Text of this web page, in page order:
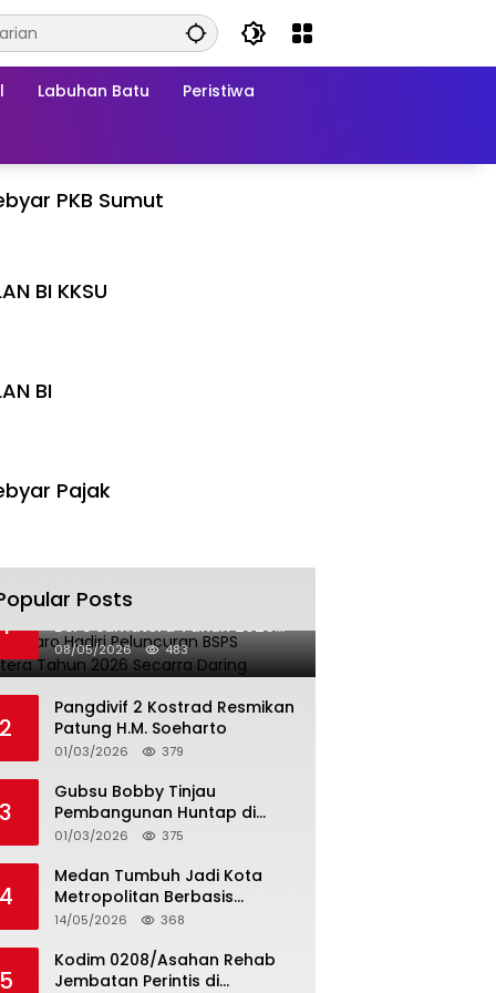
Labuhan Batu Peristiwa
PKB Sumut
BI KKSU
BI
Pajak
Posts
1
Bupati Karo Hadiri Peluncuran
BSPS Sumatera Tahun 2026
Secarra Daring
08/05/2026 483
2
Pangdivif 2 Kostrad Resmikan
Patung H.M. Soeharto
01/03/2026 379
3
Gubsu Bobby Tinjau
Pembangunan Huntap di
Tapteng
01/03/2026 375
4
Medan Tumbuh Jadi Kota
Metropolitan Berbasis
Teknologi
14/05/2026 368
5
Kodim 0208/Asahan Rehab
Jembatan Perintis di